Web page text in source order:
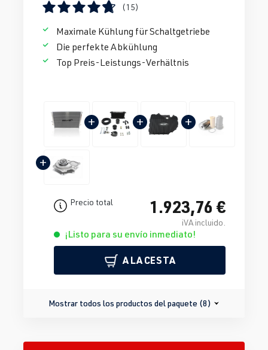
(15)
Maximale Kühlung für Schaltgetriebe
Die perfekte Abkühlung
Top Preis-Leistungs-Verhältnis
+ + +
+
Precio total 1.923,76 €
iVA incluido.
¡Listo para su envío inmediato!
A LA CESTA
Mostrar todos los productos del paquete (8)